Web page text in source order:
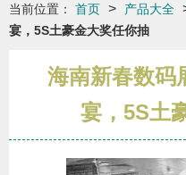
当前位置： 首页 > 产品大全
宴，5S土豪金大奖任你抽
海南新春数码
宴，5S土